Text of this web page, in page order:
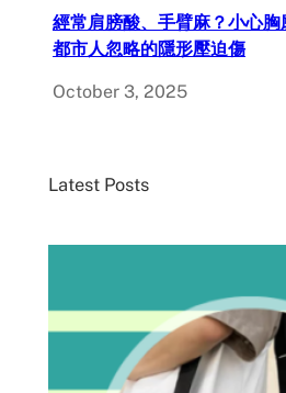
經常肩膀酸、手臂麻？小心
都市人忽略的隱形壓迫傷
October 3, 2025
Latest Posts